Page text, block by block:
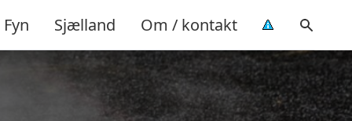
Fyn Sjælland Om / kontakt